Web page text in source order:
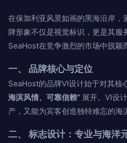
在保加利亚风景如画的黑海沿岸
牌形象不仅是视觉标识，更是其
SeaHost在竞争激烈的市场中脱颖
一、 品牌核心与定位
SeaHost的品牌VI设计始于对其核
海滨风情、可靠信赖” 展开。VI设
产，又能为宾客创造独特难忘的海
二、 标志设计：专业与海洋